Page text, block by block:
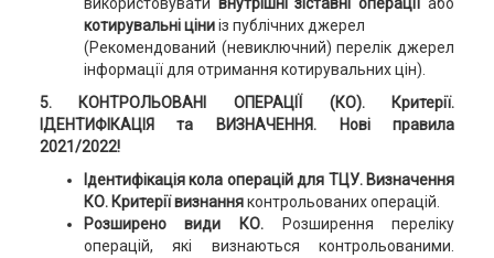
використовувати внутрішні зіставні операціїабо
котирувальні ціниіз публічних джерел
(Рекомендований (невиключний) перелік джерел
інформації для отримання котирувальних цін).
5. КОНТРОЛЬОВАНІ ОПЕРАЦІЇ (КО).
Критерії.
ІДЕНТИФІКАЦІЯ та ВИЗНАЧЕННЯ. Нові правила
2021/2022!
Ідентифікація кола операцій для ТЦУ. Визначення
КО. Критеріївизнанняконтрольованих операцій.
Розширено види КО.
Розширення переліку
операцій, які визнаються контрольованими.